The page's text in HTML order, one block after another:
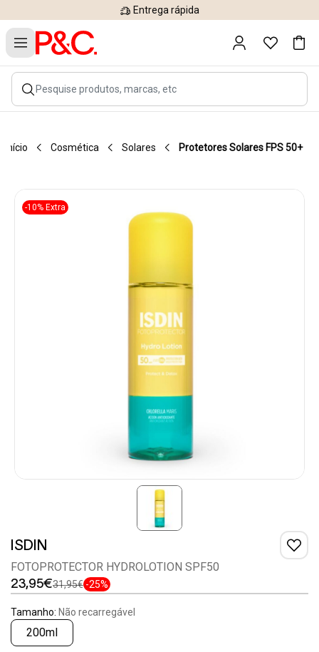
Entrega rápida
Início Cosmética Solares Protetores Solares FPS 50+
-10% Extra
ISDIN
FOTOPROTECTOR HYDROLOTION SPF50
23,95€31,95€ -25%
Tamanho: Não recarregável
200ml